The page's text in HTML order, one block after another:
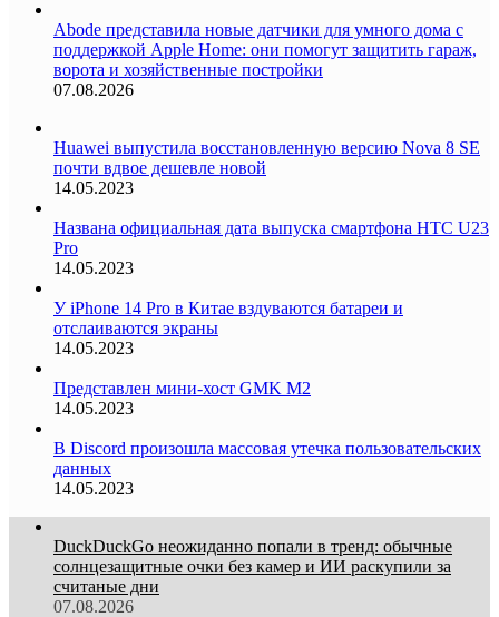
Abode представила новые датчики для умного дома с
поддержкой Apple Home: они помогут защитить гараж,
ворота и хозяйственные постройки
07.08.2026
Huawei выпустила восстановленную версию Nova 8 SE
почти вдвое дешевле новой
14.05.2023
Названа официальная дата выпуска смартфона HTC U23
Pro
14.05.2023
У iPhone 14 Pro в Китае вздуваются батареи и
отслаиваются экраны
14.05.2023
Представлен мини-хост GMK M2
14.05.2023
В Discord произошла массовая утечка пользовательских
данных
14.05.2023
DuckDuckGo неожиданно попали в тренд: обычные
солнцезащитные очки без камер и ИИ раскупили за
считаные дни
07.08.2026